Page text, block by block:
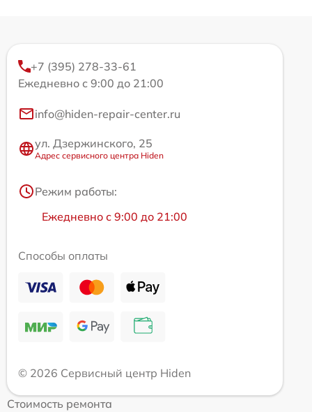
+7 (395) 278-33-61
Ежедневно с 9:00 до 21:00
info@hiden-repair-center.ru
ул. Дзержинского, 25
Адрес сервисного центра Hiden
Режим работы:
Ежедневно с 9:00 до 21:00
Способы оплаты
© 2026 Сервисный центр Hiden
Стоимость ремонта